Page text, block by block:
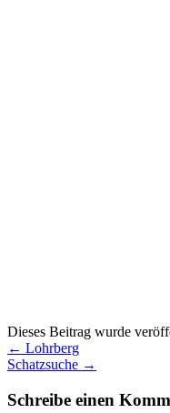
Dieses Beitrag wurde
← Lohrberg
Schatzsuche →
Schreibe einen